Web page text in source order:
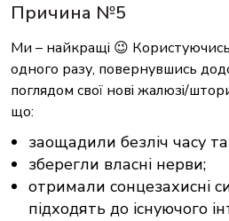
Причина №5
Ми – найкращі 😉
одного разу, повернувшись
поглядом свої нові жалюзі/
що:
заощадили безліч часу
зберегли власні нерви;
отримали сонцезахисні
підходять до існуючого